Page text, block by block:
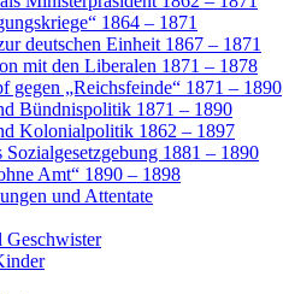
1864 – 1871
deutschen Einheit 1867 – 1871
mit den Liberalen 1871 – 1878
gegen „Reichsfeinde“ 1871 – 1890
Bündnispolitik 1871 – 1890
Kolonialpolitik 1862 – 1897
Sozialgesetzgebung 1881 – 1890
Amt“ 1890 – 1898
und Attentate
Geschwister